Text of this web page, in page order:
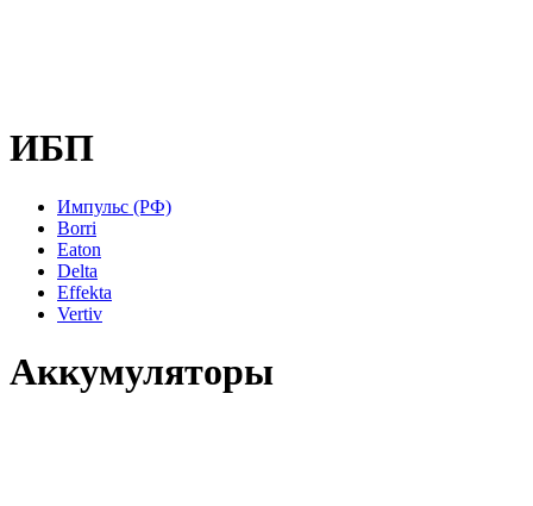
ИБП
Импульс (РФ)
Borri
Eaton
Delta
Effekta
Vertiv
Аккумуляторы